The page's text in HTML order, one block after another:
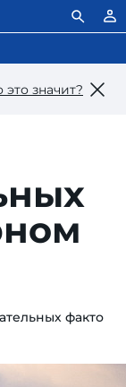
это значит?
фактов